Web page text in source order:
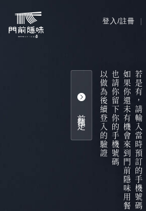
登入/註冊
若是有，請輸入當時預訂的手機號碼
如果你還未有機會來到門前隱味用餐
也請你留下你的手機號碼
以做為後續登入的驗證